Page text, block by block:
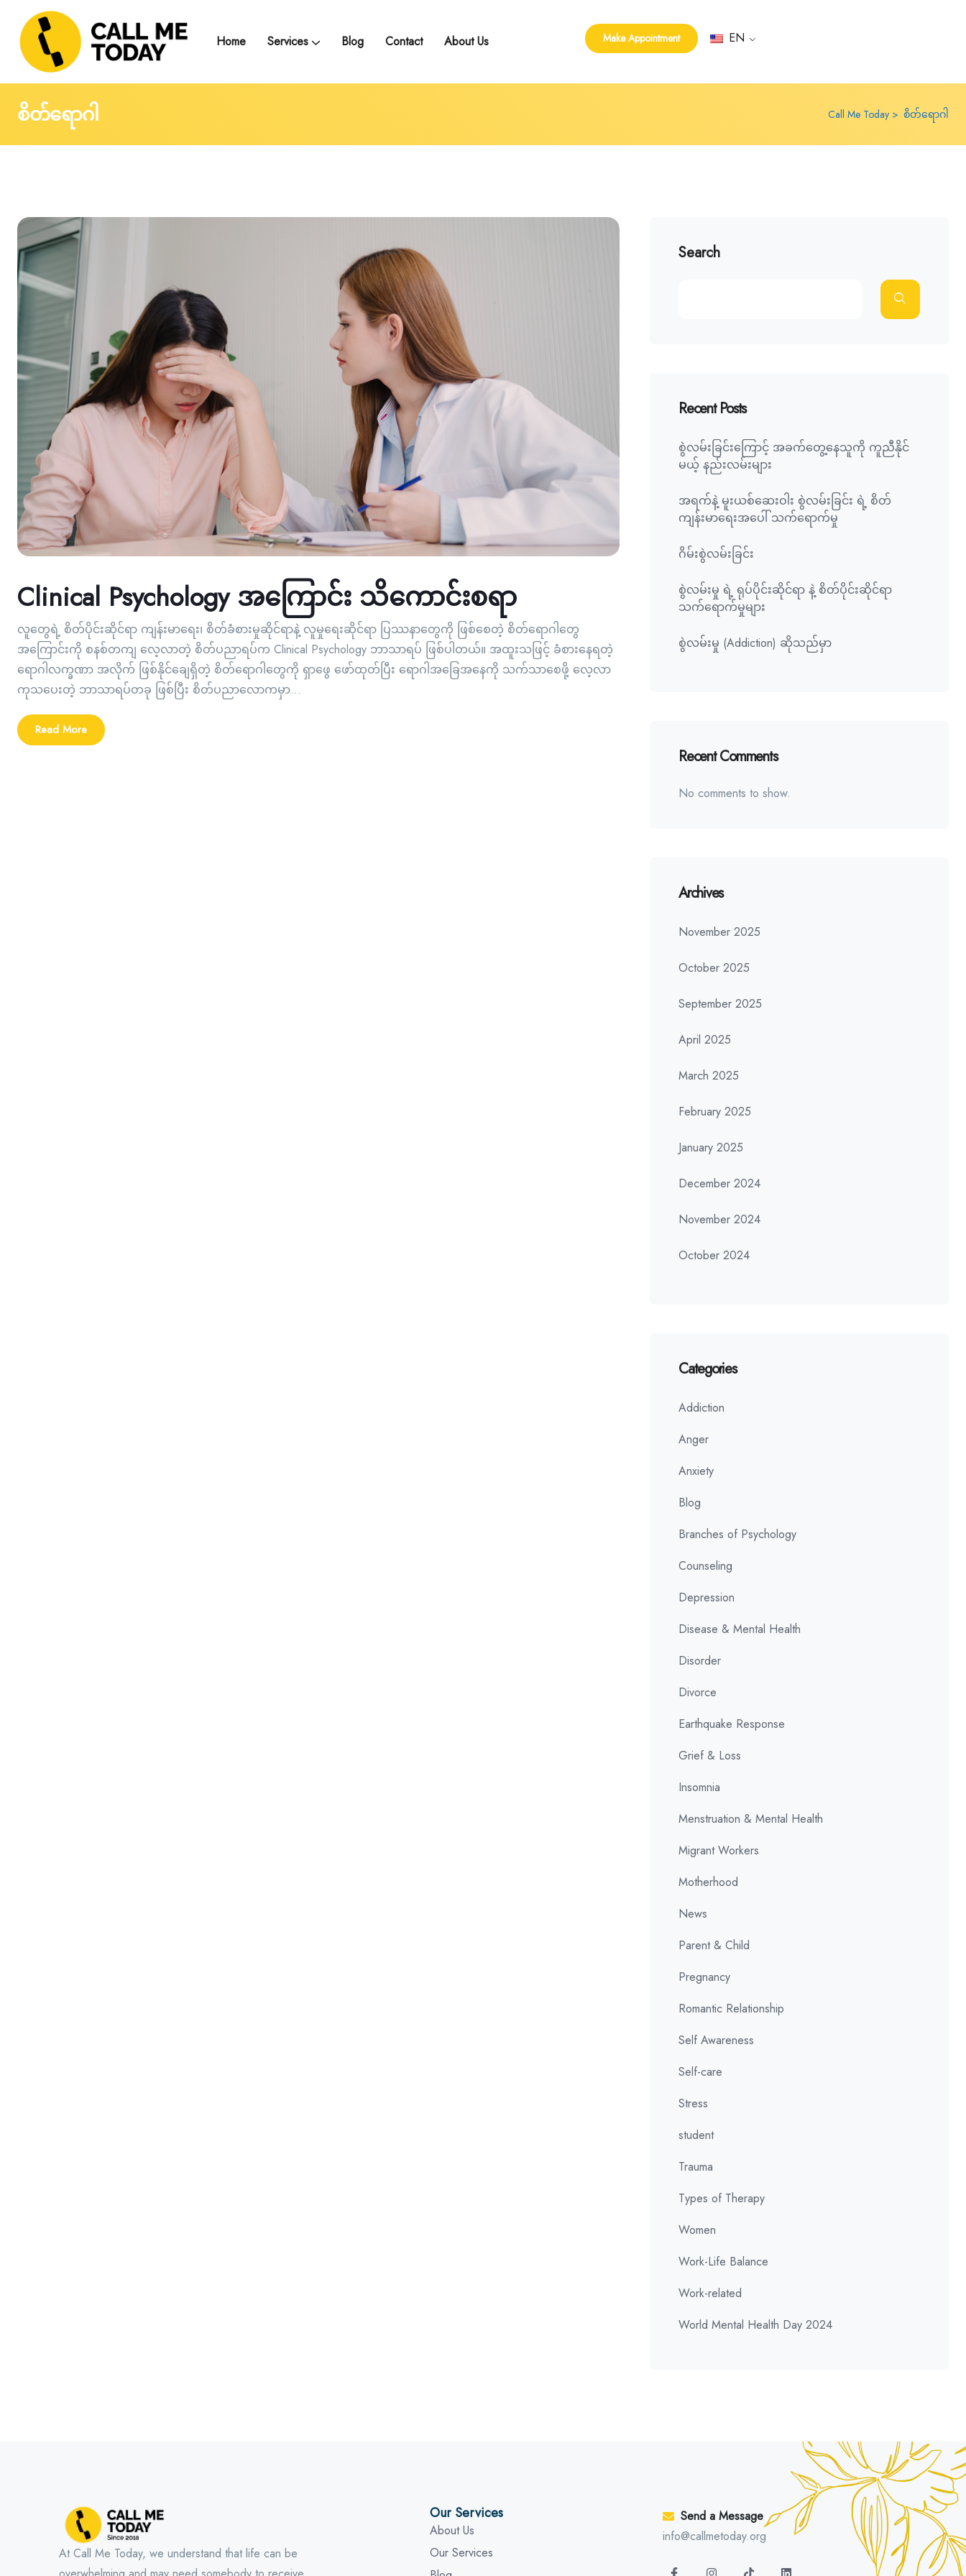
Home Services Blog Contact About Us Make Appointment EN
စိတ်ရောဂါ Call Me Today စိတ်ရောဂါ
Clinical Psychology အကြောင်း သိကောင်းစရာ
လူတွေရဲ့ စိတ်ပိုင်းဆိုင်ရာ ကျန်းမာရေး၊ စိတ်ခံစားမှုဆိုင်ရာနဲ့ လူမှုရေးဆိုင်ရာ ပြဿနာတွေကို ဖြစ်စေတဲ့ စိတ်ရောဂါတွေ
အကြောင်းကို စနစ်တကျ လေ့လာတဲ့ စိတ်ပညာရပ်က Clinical Psychology ဘာသာရပ် ဖြစ်ပါတယ်။ အထူးသဖြင့် ခံစားနေရတဲ့
ရောဂါလက္ခဏာ အလိုက် ဖြစ်နိုင်ချေရှိတဲ့ စိတ်ရောဂါတွေကို ရှာဖွေ ဖော်ထုတ်ပြီး ရောဂါအခြေအနေကို သက်သာစေဖို့ လေ့လာ
ကုသပေးတဲ့ ဘာသာရပ်တခု ဖြစ်ပြီး စိတ်ပညာလောကမှာ...
Read More
Search
Recent Posts
စွဲလမ်းခြင်းကြောင့် အခက်တွေ့နေသူကို ကူညီနိုင်
မယ့် နည်းလမ်းများ
အရက်နဲ့ မူးယစ်ဆေးဝါး စွဲလမ်းခြင်း ရဲ့ စိတ်
ကျန်းမာရေးအပေါ် သက်ရောက်မှု
ဂိမ်းစွဲလမ်းခြင်း
စွဲလမ်းမှု ရဲ့ ရုပ်ပိုင်းဆိုင်ရာ နဲ့ စိတ်ပိုင်းဆိုင်ရာ
သက်ရောက်မှုများ
စွဲလမ်းမှု (Addiction) ဆိုသည်မှာ
Recent Comments
No comments to show.
Archives
November 2025
October 2025
September 2025
April 2025
March 2025
February 2025
January 2025
December 2024
November 2024
October 2024
Categories
Addiction
Anger
Anxiety
Blog
Branches of Psychology
Counseling
Depression
Disease & Mental Health
Disorder
Divorce
Earthquake Response
Grief & Loss
Insomnia
Menstruation & Mental Health
Migrant Workers
Motherhood
News
Parent & Child
Pregnancy
Romantic Relationship
Self Awareness
Self-care
Stress
student
Trauma
Types of Therapy
Women
Work-Life Balance
Work-related
World Mental Health Day 2024
At Call Me Today, we understand that life can be
Our Services
About Us
Our Services
Send a Message
info@callmetoday.org